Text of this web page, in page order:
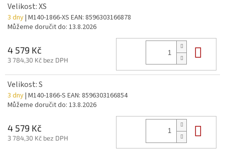
Velikost: XS
3 dny| M140-1866-XS EAN: 8596303166878
Můžeme doručit do: 13.8.2026
4 579 Kč
3 784,30 Kč bez DPH
Velikost: S
3 dny| M140-1866-S EAN: 8596303166854
Můžeme doručit do: 13.8.2026
4 579 Kč
3 784,30 Kč bez DPH